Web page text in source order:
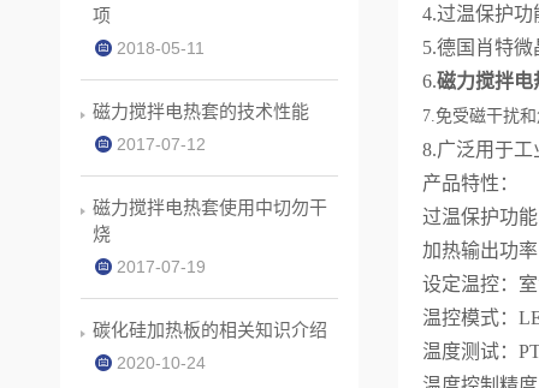
4.过温保护
5.德国肖特
6.磁力搅拌电
7.免受磁干扰
8.广泛用于
产品特性：
过温保护功
加热输出功
设定温控：
温控模式：
温度测试：
项
2018-05-11
磁力搅拌电热套的技术性能
2017-07-12
磁力搅拌电热套使用中切勿干
烧
2017-07-19
碳化硅加热板的相关知识介绍
2020-10-24